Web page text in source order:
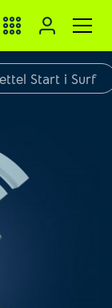
Start i Surf